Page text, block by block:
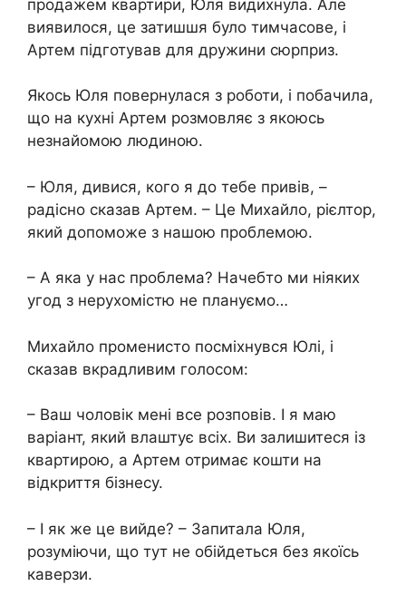
продажем квартири, Юля видихнула. Але
виявилося, це затишшя було тимчасове, і
Артем підготував для дружини сюрприз.
Якось Юля повернулася з роботи, і побачила,
що на кухні Артем розмовляє з якоюсь
незнайомою людиною.
– Юля, дивися, кого я до тебе привів, –
радісно сказав Артем. – Це Михайло, рієлтор,
який допоможе з нашою проблемою.
– А яка у нас проблема? Начебто ми ніяких
угод з нерухомістю не плануємо…
Михайло променисто посміхнувся Юлі, і
сказав вкрадливим голосом:
– Ваш чоловік мені все розповів. І я маю
варіант, який влаштує всіх. Ви залишитеся із
квартирою, а Артем отримає кошти на
відкриття бізнесу.
– І як же це вийде? – Запитала Юля,
розуміючи, що тут не обійдеться без якоїсь
каверзи.